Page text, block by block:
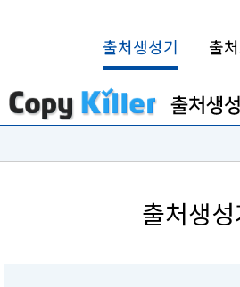
출처생성기 출
출처생성